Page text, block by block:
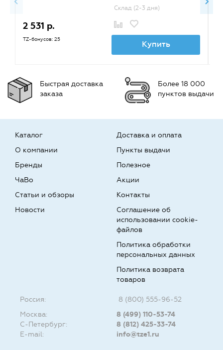
Склад (2-3 дня)
2 531 р.
TZ-бонусов: 25 Купить
Быстрая доставка
заказа
Более 18 000
пунктов выдачи
Каталог
О компании
Бренды
Доставка и оплата
Пункты выдачи
Полезное
ЧаВо
Статьи и обзоры
Новости
Акции
Контакты
Соглашение об
использовании cookie-
файлов
Политика обработки
персональных данных
Политика возврата
товаров
Россия:
8 (800) 555-96-52
Москва:
8 (499) 110-53-74
С-Петербург:
8 (812) 425-33-74
E-mail:
info@tze1.ru